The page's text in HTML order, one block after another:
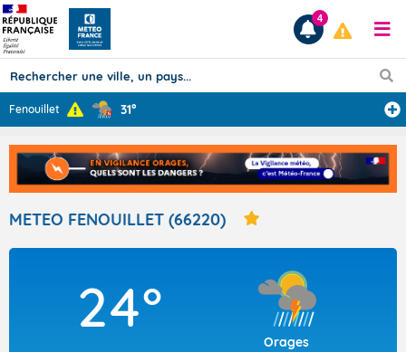
Prévisions
TOUS LES RÉSULTATS
Articles
4
Fenouillet 31°
METEO FENOUILLET (66220)
24°
Orages